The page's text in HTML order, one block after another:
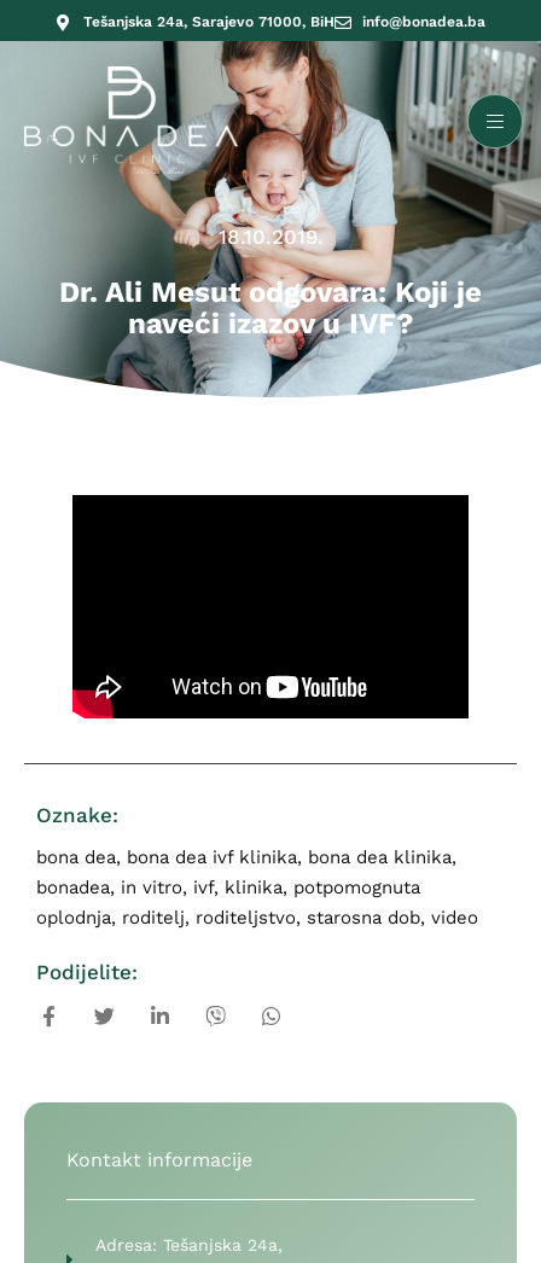
Tešanjska 24a, Sarajevo 71000, BiH info@bonadea.ba
18.10.2019.
Dr. Ali Mesut odgovara: Koji je
naveći izazov u IVF?
Oznake:
bona dea, bona dea ivf klinika, bona dea klinika,
bonadea, in vitro, ivf, klinika, potpomognuta
oplodnja, roditelj, roditeljstvo, starosna dob, video
Podijelite:
Kontakt informacije
Adresa: Tešanjska 24a,